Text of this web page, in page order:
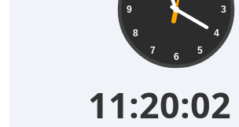
3
4
5
6
7
8
9
11:20:02